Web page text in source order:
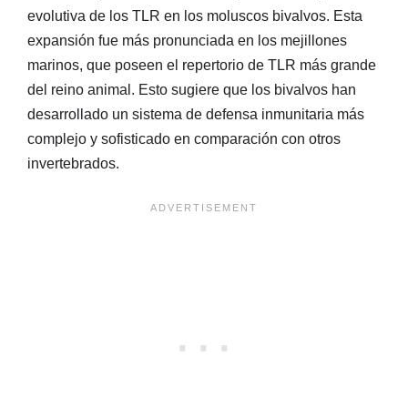
evolutiva de los TLR en los moluscos bivalvos. Esta
expansión fue más pronunciada en los mejillones
marinos, que poseen el repertorio de TLR más grande
del reino animal. Esto sugiere que los bivalvos han
desarrollado un sistema de defensa inmunitaria más
complejo y sofisticado en comparación con otros
invertebrados.